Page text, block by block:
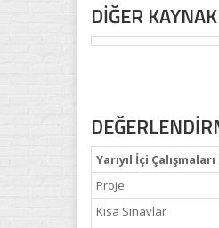
DİĞER
Yarıyıl İçi Çalışmaları
Proje
Kısa Sınavlar